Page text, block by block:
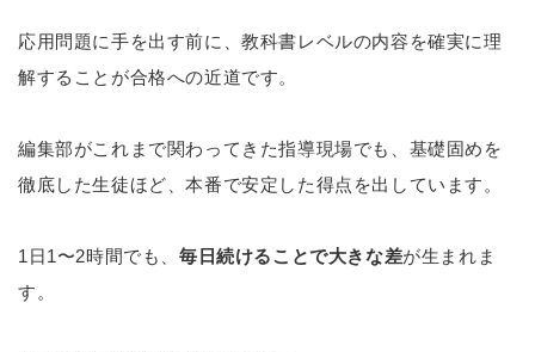
応用問題に手を出す前に、教科書レベルの内容を確実に理
解することが合格への近道です。
編集部がこれまで関わってきた指導現場でも、基礎固めを
徹底した生徒ほど、本番で安定した得点を出しています。
1日1〜2時間でも、 毎日続けることで大きな差が生まれま
す。